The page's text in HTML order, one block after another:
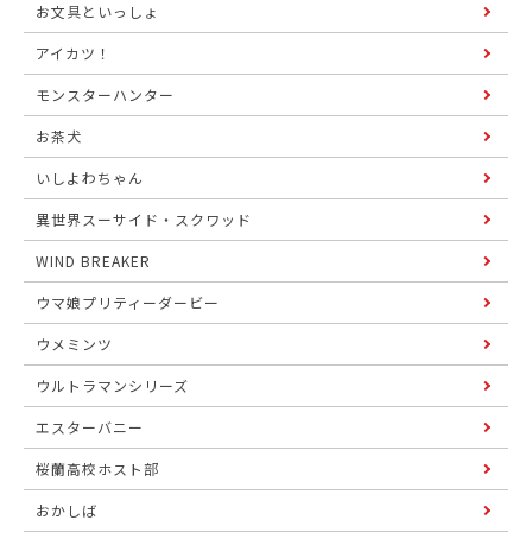
お文具といっしょ
アイカツ！
モンスターハンター
お茶犬
いしよわちゃん
異世界スーサイド・スクワッド
WIND BREAKER
ウマ娘プリティーダービー
ウメミンツ
ウルトラマンシリーズ
エスターバニー
桜蘭高校ホスト部
おかしば